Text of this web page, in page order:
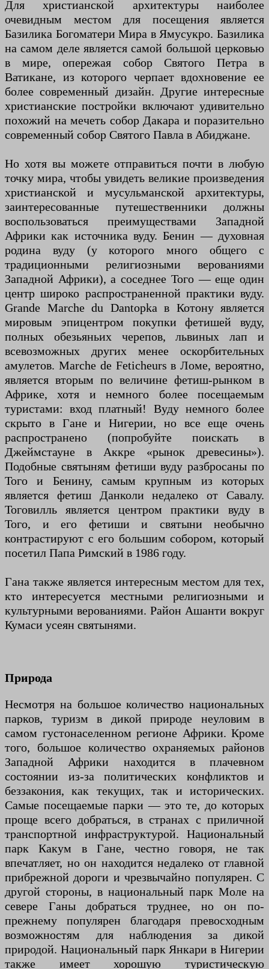
Для христианской архитектуры наиболее
очевидным местом для посещения является
Базилика Богоматери Мира в Ямусукро. Базилика
на самом деле является самой большой церковью
в мире, опережая собор Святого Петра в
Ватикане, из которого черпает вдохновение ее
более современный дизайн. Другие интересные
христианские постройки включают удивительно
похожий на мечеть собор Дакара и поразительно
современный собор Святого Павла в Абиджане.
Но хотя вы можете отправиться почти в любую
точку мира, чтобы увидеть великие произведения
христианской и мусульманской архитектуры,
заинтересованные путешественники должны
воспользоваться преимуществами Западной
Африки как источника вуду. Бенин — духовная
родина вуду (у которого много общего с
традиционными религиозными верованиями
Западной Африки), а соседнее Того — еще один
центр широко распространенной практики вуду.
Grande Marche du Dantopka в Котону является
мировым эпицентром покупки фетишей вуду,
полных обезьяньих черепов, львиных лап и
всевозможных других менее оскорбительных
амулетов. Marche de Feticheurs в Ломе, вероятно,
является вторым по величине фетиш-рынком в
Африке, хотя и немного более посещаемым
туристами: вход платный! Вуду немного более
скрыто в Гане и Нигерии, но все еще очень
распространено (попробуйте поискать в
Джеймстауне в Аккре «рынок древесины»).
Подобные святыням фетиши вуду разбросаны по
Того и Бенину, самым крупным из которых
является фетиш Данколи недалеко от Савалу.
Тоговилль является центром практики вуду в
Того, и его фетиши и святыни необычно
контрастируют с его большим собором, который
посетил Папа Римский в 1986 году.
Гана также является интересным местом для тех,
кто интересуется местными религиозными и
культурными верованиями. Район Ашанти вокруг
Кумаси усеян святынями.
Природа
Несмотря на большое количество национальных
парков, туризм в дикой природе неуловим в
самом густонаселенном регионе Африки. Кроме
того, большое количество охраняемых районов
Западной Африки находится в плачевном
состоянии из-за политических конфликтов и
беззакония, как текущих, так и исторических.
Самые посещаемые парки — это те, до которых
проще всего добраться, в странах с приличной
транспортной инфраструктурой. Национальный
парк Какум в Гане, честно говоря, не так
впечатляет, но он находится недалеко от главной
прибрежной дороги и чрезвычайно популярен. С
другой стороны, в национальный парк Моле на
севере Ганы добраться труднее, но он по-
прежнему популярен благодаря превосходным
возможностям для наблюдения за дикой
природой. Национальный парк Янкари в Нигерии
также имеет хорошую туристическую